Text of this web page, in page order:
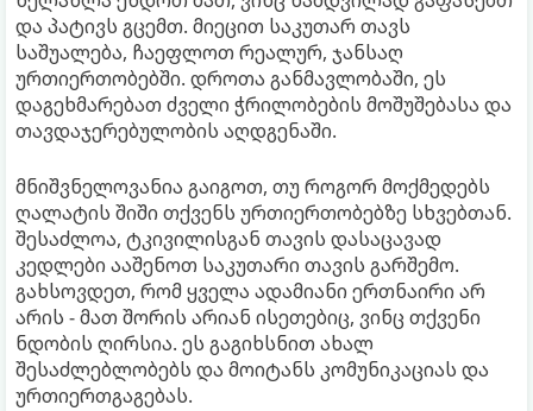
და პატივს გცემთ. მიეცით საკუთარ თავს
საშუალება, ჩაეფლოთ რეალურ, ჯანსაღ
ურთიერთობებში. დროთა განმავლობაში, ეს
დაგეხმარებათ ძველი ჭრილობების მოშუშებასა და
თავდაჯერებულობის აღდგენაში.
მნიშვნელოვანია გაიგოთ, თუ როგორ მოქმედებს
ღალატის შიში თქვენს ურთიერთობებზე სხვებთან.
შესაძლოა, ტკივილისგან თავის დასაცავად
კედლები ააშენოთ საკუთარი თავის გარშემო.
გახსოვდეთ, რომ ყველა ადამიანი ერთნაირი არ
არის - მათ შორის არიან ისეთებიც, ვინც თქვენი
ნდობის ღირსია. ეს გაგიხსნით ახალ
შესაძლებლობებს და მოიტანს კომუნიკაციას და
ურთიერთგაგებას.